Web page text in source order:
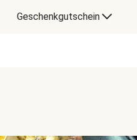
Geschenkgutschein